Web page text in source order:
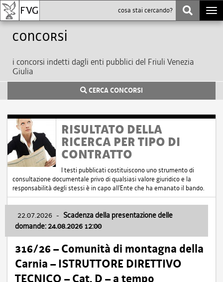
Concorsi
i concorsi indetti dagli enti pubblici del Friuli Venezia
Giulia
CERCA CONCORSI
RISULTATO DELLA
RICERCA PER TIPO DI
CONTRATTO
I testi pubblicati costituiscono uno strumento di
consultazione documentale privo di qualsiasi valore giuridico e la
responsabilità degli stessi è in capo all'Ente che ha emanato il bando.
22.07.2026 - Scadenza della presentazione delle
domande: 24.08.2026 12:00
316/26 – Comunità di montagna della
Carnia – ISTRUTTORE DIRETTIVO
TECNICO – Cat. D – a tempo